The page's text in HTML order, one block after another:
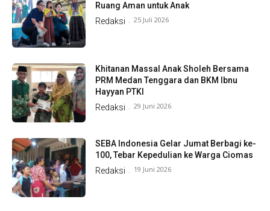
Ruang Aman untuk Anak
Redaksi - 25 Juli 2026
Khitanan Massal Anak Sholeh Bersama
PRM Medan Tenggara dan BKM Ibnu
Hayyan PTKI
Redaksi - 29 Juni 2026
SEBA Indonesia Gelar Jumat Berbagi ke-
100, Tebar Kepedulian ke Warga Ciomas
Redaksi - 19 Juni 2026